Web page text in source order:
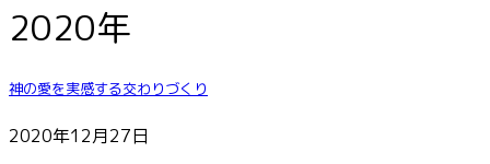
2020年
神の愛を実感する交わりづくり
2020年12月27日